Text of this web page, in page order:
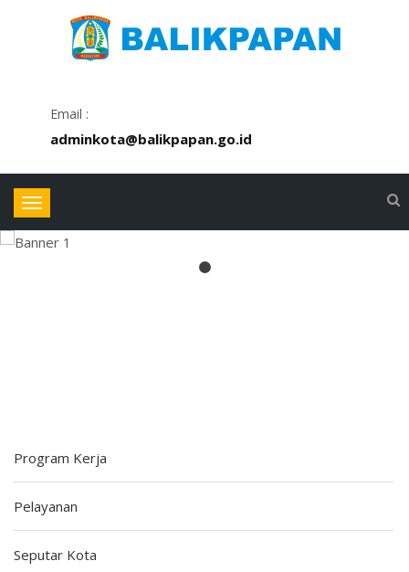
Email :
adminkota@balikpapan.go.id
Toggle
navigation
Program Kerja
Pelayanan
Seputar Kota